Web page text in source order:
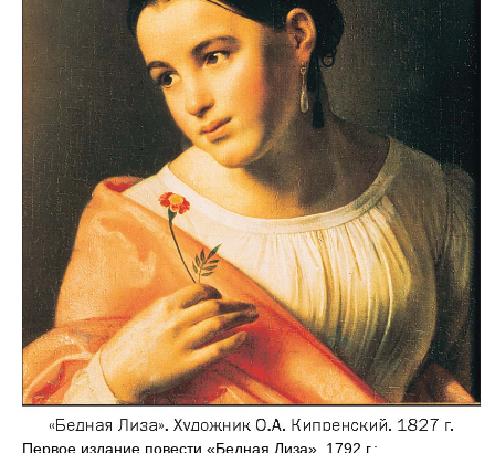
Первое издание повести «Бедная Лиза». 1792 г.: